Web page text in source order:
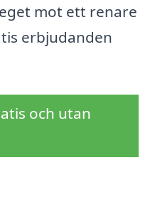
mot ett renare
erbjudanden
och utan